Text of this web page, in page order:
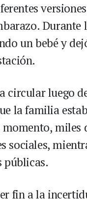
Durante
un bebé y
circular luego
la familia
miles
sociales,
públicas.
fin a la